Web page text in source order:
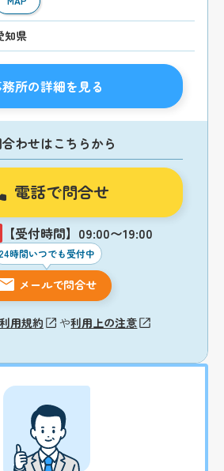
知県
所の詳細を見る
わせはこちらから
電話で問合せ
【受付時間】09:00〜19:00
24時間いつでも受付中
メールで問合せ
利用規約 や利用上の注意